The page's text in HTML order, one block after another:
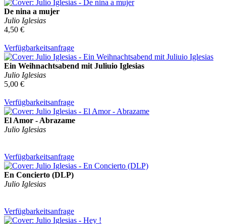
De nina a mujer
Julio Iglesias
4,50 €
Verfügbarkeitsanfrage
Ein Weihnachtsabend mit Juliuio Iglesias
Julio Iglesias
5,00 €
Verfügbarkeitsanfrage
El Amor - Abrazame
Julio Iglesias
Verfügbarkeitsanfrage
En Concierto (DLP)
Julio Iglesias
Verfügbarkeitsanfrage